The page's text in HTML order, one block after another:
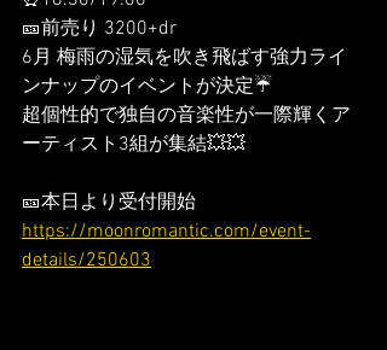
🎫前売り 3200+dr
6月 梅雨の湿気を吹き飛ばす強力ライ
ンナップのイベントが決定☔️
超個性的で独自の音楽性が一際輝くア
ーティスト3組が集結💥💥
🎫本日より受付開始
https://moonromantic.com/event-
details/250603